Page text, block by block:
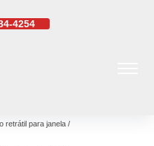
retrátil para janela